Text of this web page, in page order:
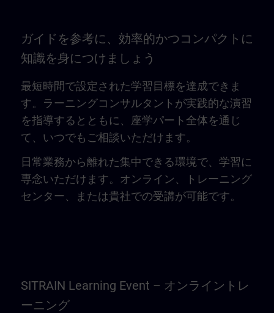
ガイドを参考に、効率的かつコンパクトに
知識を身につけましょう
最短時間で設定された学習目標を達成できま
す。ラーニングコンサルタントが実践的な演習
を指導するとともに、座学パート全体を通じ
て、いつでもご相談いただけます。
日常業務から離れた集中できる環境で、学習に
専念いただけます。オンライン、トレーニング
センター、または貴社での受講が可能です。
SITRAIN Learning Event – オンライントレ
ーニング